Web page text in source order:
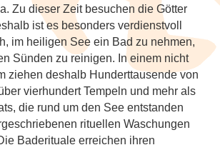
Zu dieser Zeit besuchen die Götter
ist es besonders verdienstvoll
im heiligen See ein Bad zu nehmen,
Sünden zu reinigen. In einem nicht
ziehen deshalb Hunderttausende von
vierhundert Tempeln und mehr als
die rund um den See entstanden
rituellen Waschungen
Baderituale erreichen ihren